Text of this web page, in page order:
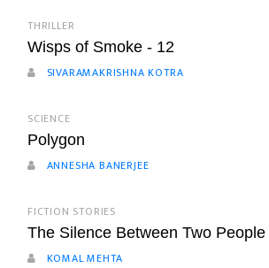
THRILLER
Wisps of Smoke - 12
SIVARAMAKRISHNA KOTRA
SCIENCE
Polygon
ANNESHA BANERJEE
FICTION STORIES
The Silence Between Two People
KOMAL MEHTA